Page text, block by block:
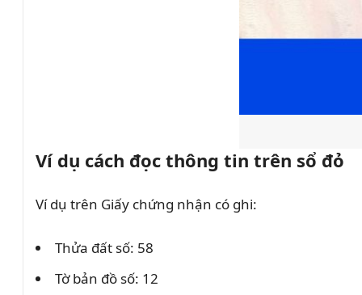
Ví dụ cách đọc thông tin trên sổ đỏ
Ví dụ trên Giấy chứng nhận có ghi:
Thửa đất số: 58
Tờ bản đồ số: 12